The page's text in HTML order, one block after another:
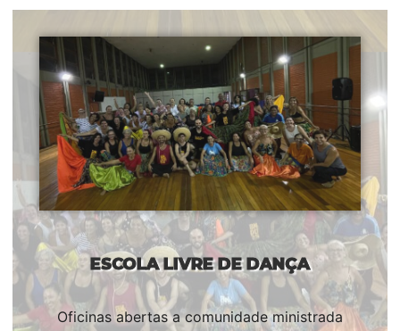
ESCOLA LIVRE DE DANÇA
Oficinas abertas a comunidade ministrada